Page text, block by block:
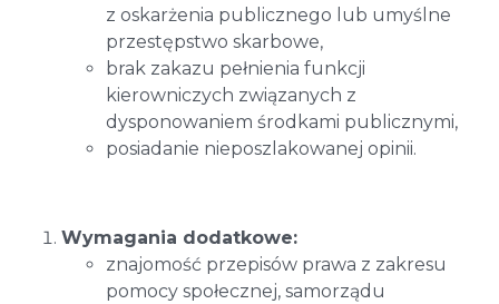
z oskarżenia publicznego lub umyślne
przestępstwo skarbowe,
brak zakazu pełnienia funkcji
kierowniczych związanych z
dysponowaniem środkami publicznymi,
posiadanie nieposzlakowanej opinii.
Wymagania dodatkowe:
znajomość przepisów prawa z zakresu
pomocy społecznej, samorządu